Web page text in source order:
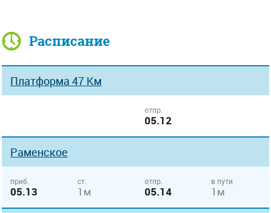
Расписание
Платформа 47 Км
отпр.
05.12
Раменское
приб.
05.13
ст.
1м
отпр.
05.14
в пути
1м